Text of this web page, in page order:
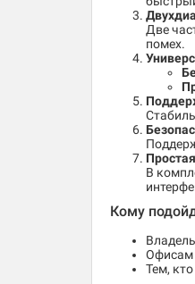
Две
помех.
В
Кому
Офисам
Тем,